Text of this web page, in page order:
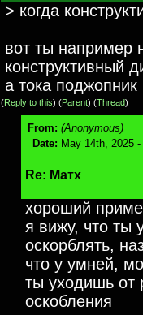
> когда
вот ты например
конструктивный
а тока
(Reply to this) (Parent) (Thread)
From: (Anonymous)
Date: May 14th, 2025
Re: Матх
хороший
я вижу, что ты
оскорблять,
что у умней,
ты уходишь от
оскобления